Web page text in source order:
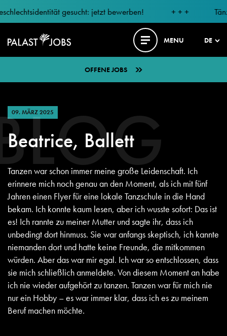
gesucht: jetzt bewerben! Tänzer
MENU DE
OFFENE JOBS
09. MÄRZ 2025
Beatrice, Ballett
Tanzen war schon immer meine große Leidenschaft. Ich
erinnere mich noch genau an den Moment, als ich mit fünf
Jahren einen Flyer für eine lokale Tanzschule in die Hand
bekam. Ich konnte kaum lesen, aber ich wusste sofort: Das ist
es! Ich rannte zu meiner Mutter und sagte ihr, dass ich
unbedingt dort hinmuss. Sie war anfangs skeptisch, ich kannte
niemanden dort und hatte keine Freunde, die mitkommen
würden. Aber das war mir egal. Ich war so entschlossen, dass
sie mich schließlich anmeldete. Von diesem Moment an habe
ich nie wieder aufgehört zu tanzen. Tanzen war für mich nie
nur ein Hobby – es war immer klar, dass ich es zu meinem
Beruf machen möchte.